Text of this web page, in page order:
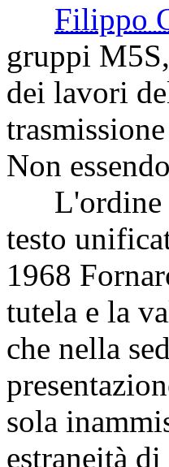
Filippo
gruppi
dei lavori
Non
L'ordine
testo
1968
tutela e la
che nella
sola
estraneità